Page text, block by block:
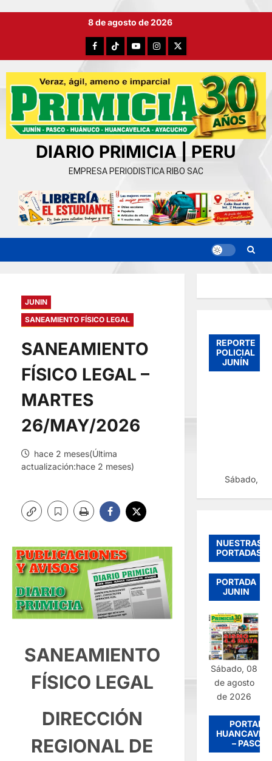
8 de agosto de 2026
FacebookTikTokYouTubeInstagram
X
DIARIO PRIMICIA | PERU
EMPRESA PERIODISTICA RIBO SAC
JUNIN
SANEAMIENTO FÍSICO LEGAL
SANEAMIENTO
FÍSICO LEGAL –
MARTES
26/MAY/2026
hace 2 meses(Última
actualización:hace 2 meses)
SANEAMIENTO
FÍSICO LEGAL
DIRECCIÓN
REGIONAL DE
REPORTE
POLICIAL
JUNÍN
Sábado,
NUESTRAS
PORTADAS
PORTADA
JUNIN
Sábado, 08
de agosto
de 2026
PORTADA
– PASCO